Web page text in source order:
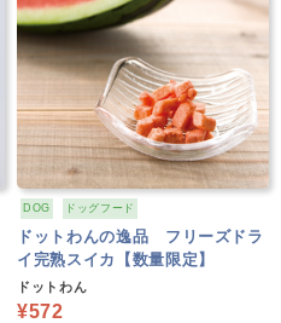
DOG ドッグフード
ドットわんの逸品 フリーズドラ
イ完熟スイカ【数量限定】
ドットわん
¥572